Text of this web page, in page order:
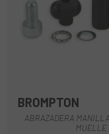
BROMPTON
ABRAZADERA
MUELLE